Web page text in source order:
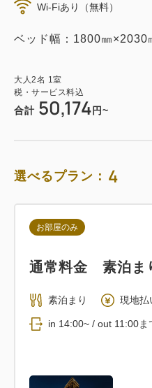
in 14:00~ / out 11:00まで
返金不可 朝食付
in 14:00~ / out 11:00まで
Wi-Fiあり（無料）
ベッド幅：1800㎜×2030
大人2名 1室
税・サービス料込
合計 50,174 円~
選べるプラン： 4
お部屋のみ
通常料金 素泊ま
素泊まり 現地払
in 14:00~ / out 11:00ま